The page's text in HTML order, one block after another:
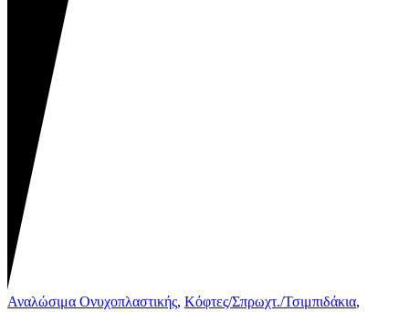
Αναλώσιμα Ονυχοπλαστικής, Κόφτες/Σπρωχτ./Τσιμπιδάκια,